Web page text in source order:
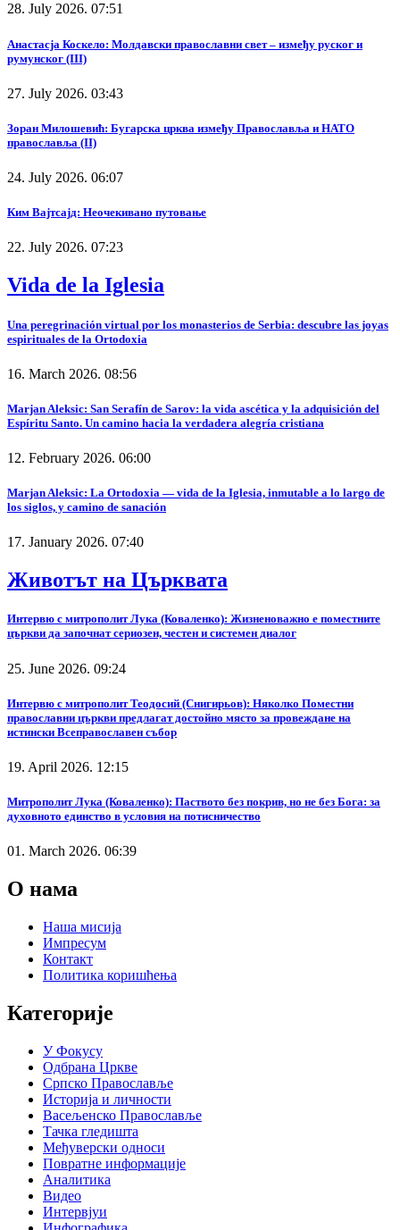
28. July 2026. 07:51
Анастасја Коскело: Молдавски православни свет – између руског и
румунског (III)
27. July 2026. 03:43
Зоран Милошевић: Бугарска црква између Православља и НАТО
православља (II)
24. July 2026. 06:07
Ким Вајтсајд: Неочекивано путовање
22. July 2026. 07:23
Vida de la Iglesia
Una peregrinación virtual por los monasterios de Serbia: descubre las joyas
espirituales de la Ortodoxia
16. March 2026. 08:56
Marjan Aleksic: San Serafín de Sarov: la vida ascética y la adquisición del
Espíritu Santo. Un camino hacia la verdadera alegría cristiana
12. February 2026. 06:00
Marjan Aleksic: La Ortodoxia — vida de la Iglesia, inmutable a lo largo de
los siglos, y camino de sanación
17. January 2026. 07:40
Животът на Църквата
Интервю с митрополит Лука (Коваленко): Жизненоважно е поместните
църкви да започнат сериозен, честен и системен диалог
25. June 2026. 09:24
Интервю с митрополит Теодосий (Снигирьов): Няколко Поместни
православни църкви предлагат достойно място за провеждане на
истински Всеправославен събор
19. April 2026. 12:15
Митрополит Лука (Коваленко): Паството без покрив, но не без Бога: за
духовното единство в условия на потисничество
01. March 2026. 06:39
О нама
Наша мисија
Импресум
Контакт
Политика коришћења
Категорије
У Фокусу
Одбрана Цркве
Српско Православље
Историја и личности
Васељенско Православље
Тачка гледишта
Међуверски односи
Повратне информације
Аналитика
Видео
Интервјуи